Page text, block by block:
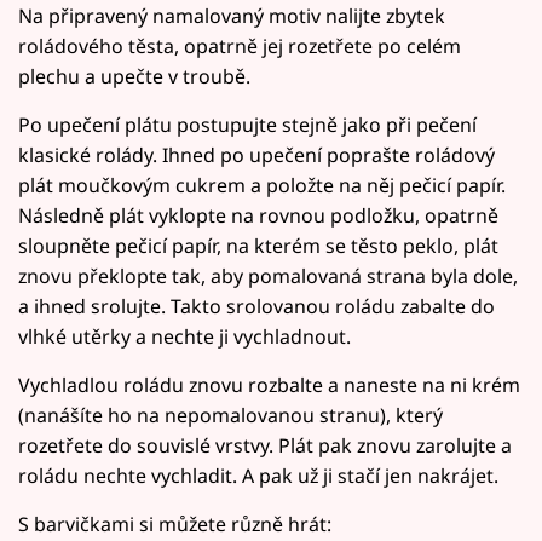
Na připravený namalovaný motiv nalijte zbytek
roládového těsta, opatrně jej rozetřete po celém
plechu a upečte v troubě.
Po upečení plátu postupujte stejně jako při pečení
klasické rolády. Ihned po upečení poprašte roládový
plát moučkovým cukrem a položte na něj pečicí papír.
Následně plát vyklopte na rovnou podložku, opatrně
sloupněte pečicí papír, na kterém se těsto peklo, plát
znovu překlopte tak, aby pomalovaná strana byla dole,
a ihned srolujte. Takto srolovanou roládu zabalte do
vlhké utěrky a nechte ji vychladnout.
Vychladlou roládu znovu rozbalte a naneste na ni krém
(nanášíte ho na nepomalovanou stranu), který
rozetřete do souvislé vrstvy. Plát pak znovu zarolujte a
roládu nechte vychladit. A pak už ji stačí jen nakrájet.
S barvičkami si můžete různě hrát: